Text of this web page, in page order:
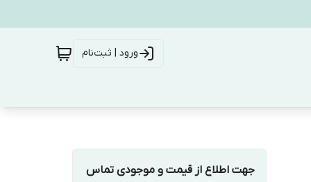
ورود | ثبت‌نام
جهت اطلاع از قیمت و موجودی تماس